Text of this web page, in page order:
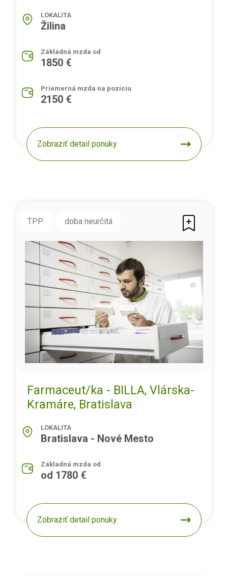
LOKALITA
Žilina
Základná mzda od
1850 €
Priemerná mzda na pozíciu
2150 €
Zobraziť detail ponuky
TPP doba neurčitá
Farmaceut/ka - BILLA, Vlárska-
Kramáre, Bratislava
LOKALITA
Bratislava - Nové Mesto
Základná mzda od
od 1780 €
Zobraziť detail ponuky